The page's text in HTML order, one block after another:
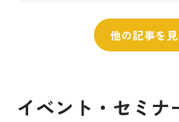
他の記事を
イベント・セミナ